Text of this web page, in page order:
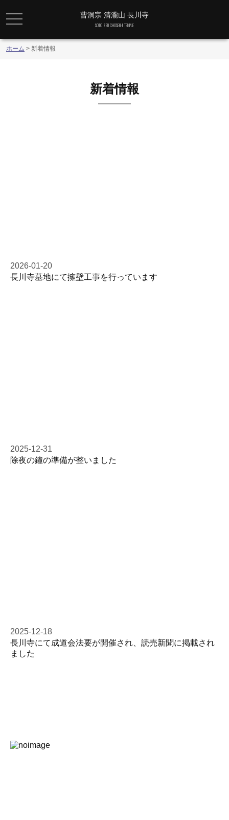
曹洞宗 清瀧山 長川寺
SOTO ZEN CHOSEN-JI TEMPLE
ホーム > 新着情報
新着情報
2026-01-20
長川寺墓地にて擁壁工事を行っています
2025-12-31
除夜の鐘の準備が整いました
2025-12-18
長川寺にて成道会法要が開催され、読売新聞に掲載され
ました